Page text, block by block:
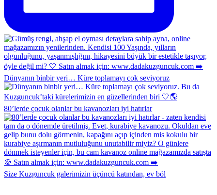
Dünyanın binbir yeri… Küre toplamayı çok seviyoruz
80’lerde çocuk olanlar bu kavanozları iyi hatırlar
Size Kuzguncuk galerimizin üçüncü katından, ev böl